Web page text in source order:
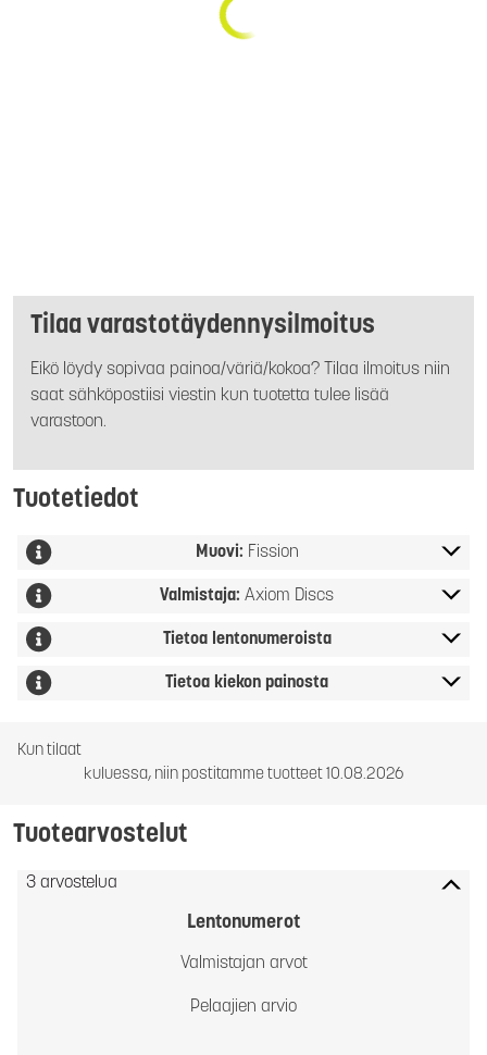
Tilaa varastotäydennysilmoitus
Eikö löydy sopivaa painoa/väriä/kokoa? Tilaa ilmoitus niin
saat sähköpostiisi viestin kun tuotetta tulee lisää
varastoon.
Tuotetiedot
Muovi: Fission
Valmistaja: Axiom Discs
Tietoa lentonumeroista
Tietoa kiekon painosta
Kun tilaat
kuluessa, niin postitamme tuotteet 10.08.2026
Tuotearvostelut
3 arvostelua
Lentonumerot
Valmistajan arvot
Pelaajien arvio